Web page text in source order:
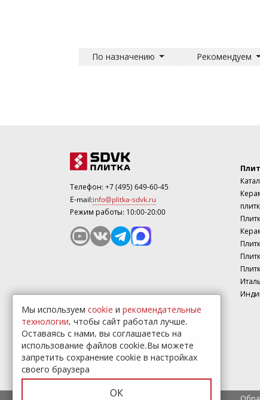
По назначению Рекомендуем
Телефон:+7 (495) 649-60-45
E-mail:info@plitka-sdvk.ru
Режим работы: 10:00-20:00
Мы используем cookie и рекомендательные
технологии, чтобы сайт работал лучше.
Оставаясь с нами, вы соглашаетесь на
использование файлов cookie.Вы можете
запретить сохранение cookie в настройках
своего браузера
ОК